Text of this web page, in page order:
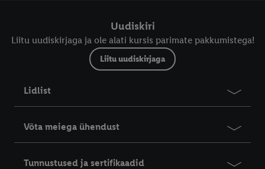
Uudiskiri
Liitu uudiskirjaga ja ole alati kursis parimate pakkumistega!
Liitu uudiskirjaga
Lidlist
Võta meiega ühendust
Tunnustused ja sertifikaadid